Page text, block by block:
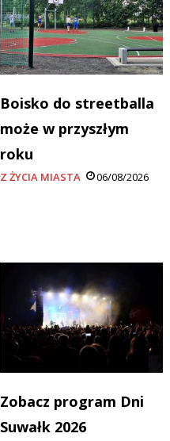
Boisko do streetballa
może w przyszłym
roku
Z ŻYCIA MIASTA 06/08/2026
Zobacz program Dni
Suwałk 2026